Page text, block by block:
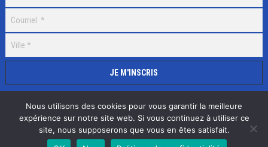
Selectick © 2020 Tous droits réservés, RéalisationAdamaco
Nous utilisons des cookies pour vous garantir la meilleure
expérience sur notre site web. Si vous continuez à utiliser ce
site, nous supposerons que vous en êtes satisfait.